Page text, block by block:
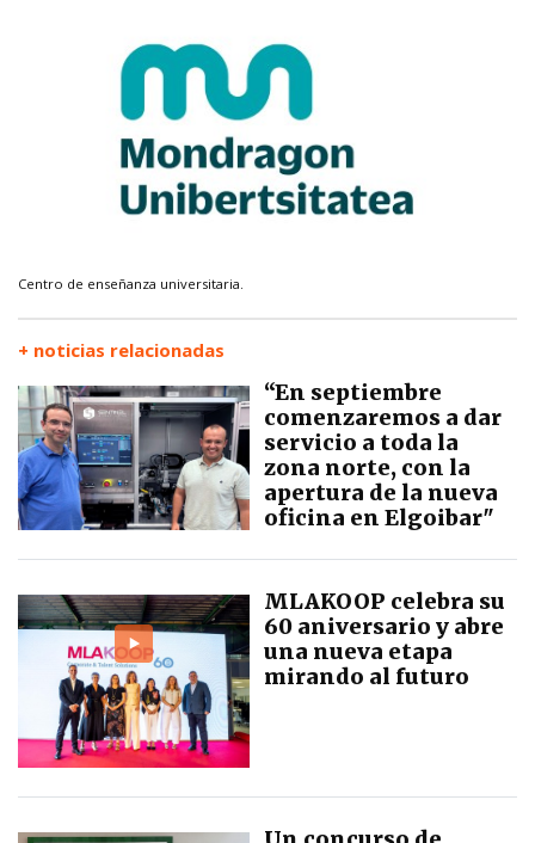
Centro de enseñanza universitaria.
+ noticias relacionadas
“En septiembre
comenzaremos a dar
servicio a toda la
zona norte, con la
apertura de la nueva
oficina en Elgoibar"
MLAKOOP celebra su
60 aniversario y abre
una nueva etapa
mirando al futuro